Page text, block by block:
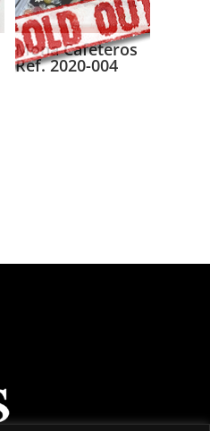
Mona Cafeteros
Ref. 2020-004